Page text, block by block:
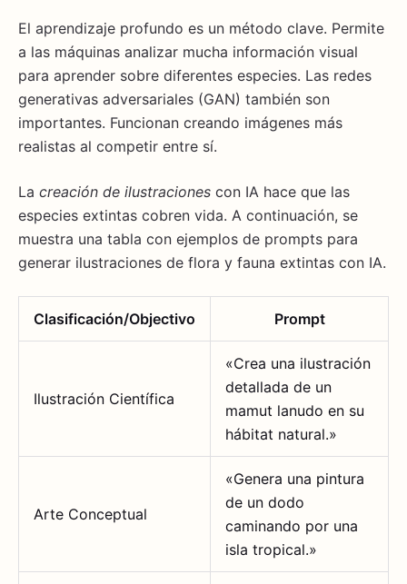
El aprendizaje profundo es un método clave. Permite
a las máquinas analizar mucha información visual
para aprender sobre diferentes especies. Las redes
generativas adversariales (GAN) también son
importantes. Funcionan creando imágenes más
realistas al competir entre sí.
La creación de ilustraciones con IA hace que las
especies extintas cobren vida. A continuación, se
muestra una tabla con ejemplos de prompts para
generar ilustraciones de flora y fauna extintas con IA.
Clasificación/Objectivo Prompt
Ilustración Científica
«Crea una ilustración
detallada de un
mamut lanudo en su
hábitat natural.»
Arte Conceptual
«Genera una pintura
de un dodo
caminando por una
isla tropical.»